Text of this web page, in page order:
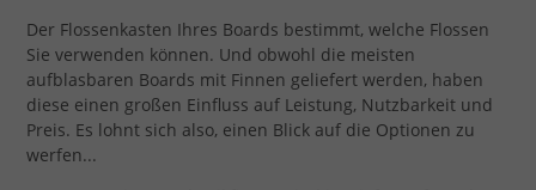
Der Flossenkasten Ihres Boards bestimmt, welche Flossen
Sie verwenden können. Und obwohl die meisten
aufblasbaren Boards mit Finnen geliefert werden, haben
diese einen großen Einfluss auf Leistung, Nutzbarkeit und
Preis. Es lohnt sich also, einen Blick auf die Optionen zu
werfen...